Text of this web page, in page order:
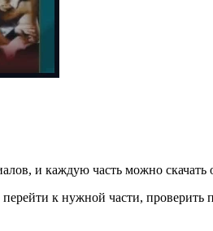
и каждую часть можно скачать
к нужной части, проверить